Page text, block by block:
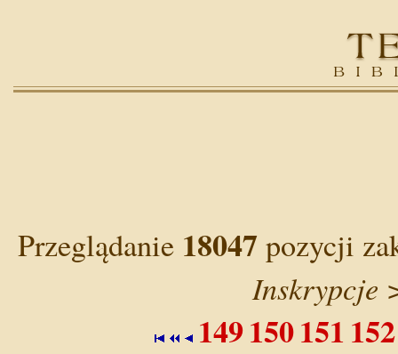
Przeglądanie 18047pozycji
Inskrypcje
149150151 152